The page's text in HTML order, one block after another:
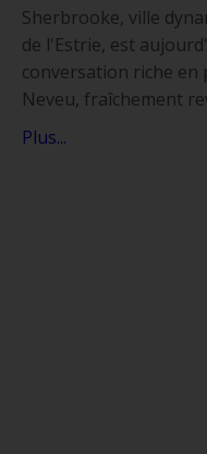
Sherbrooke, ville
de l'Estrie, est
conversation riche en
Neveu, fraîchement
Plus...